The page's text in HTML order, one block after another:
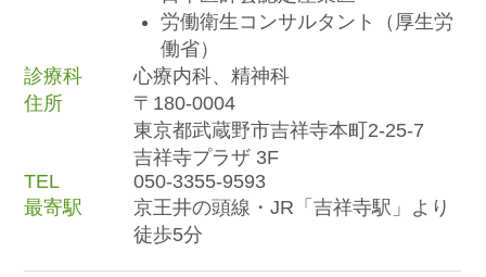
労働衛生コンサルタント（厚生労
働省）
診療科
心療内科、精神科
住所
〒180-0004
東京都武蔵野市吉祥寺本町2-25-7
吉祥寺プラザ 3F
TEL
050-3355-9593
最寄駅
京王井の頭線・JR「吉祥寺駅」より
徒歩5分